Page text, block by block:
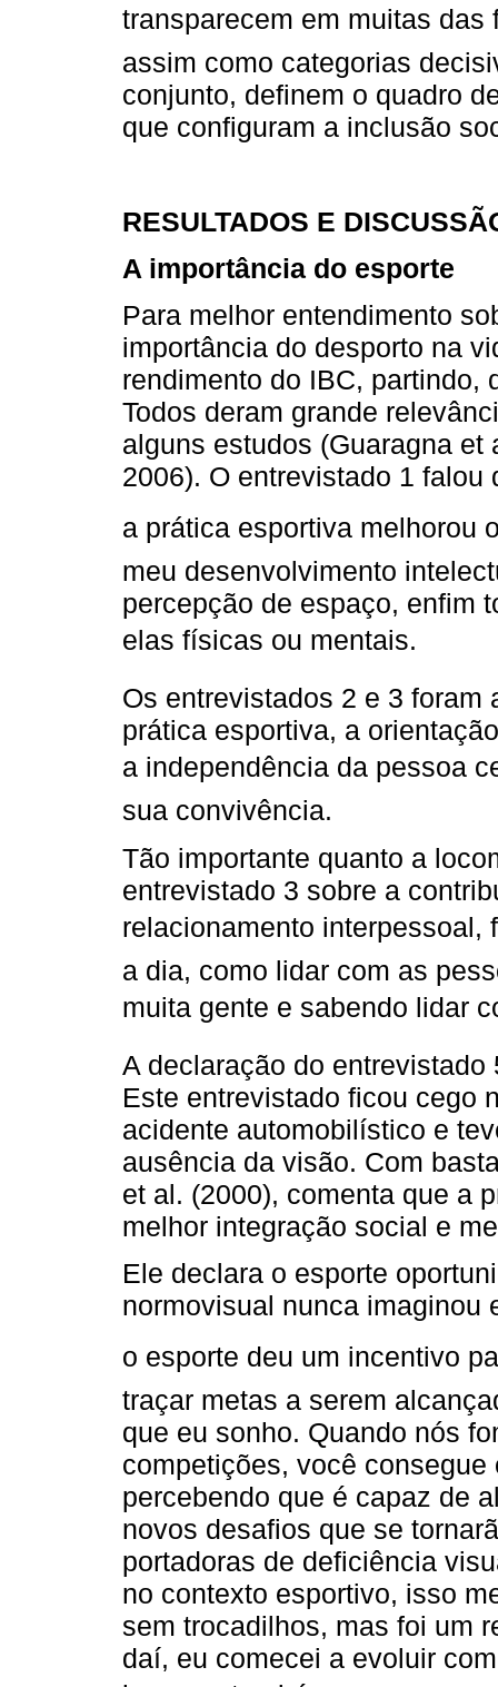
transparecem em muitas das
assim como categorias
conjunto, definem o quadro
que configuram a inclusão
RESULTADOS E
A importância do esporte
Para melhor entendimento
importância do desporto na
rendimento do IBC, partindo,
Todos deram grande
alguns estudos (Guaragna et
2006). O entrevistado 1 falou
a prática esportiva
meu desenvolvimento
percepção de espaço, enfim
elas físicas ou mentais.
Os entrevistados 2 e 3 foram
prática esportiva, a
a independência da
sua convivência.
Tão importante quanto a
entrevistado 3 sobre a
relacionamento interpessoal,
a dia, como lidar com as
muita gente e sabendo lidar
A declaração do
Este entrevistado ficou cego
acidente automobilístico e
ausência da visão. Com
et al. (2000), comenta que a
melhor integração social e
Ele declara o esporte
normovisual nunca imaginou
o esporte deu um incentivo
traçar metas a serem
que eu sonho. Quando nós
competições, você
percebendo que é capaz de
novos desafios que se
portadoras de deficiência
no contexto esportivo, isso
sem trocadilhos, mas foi um
daí, eu comecei a evoluir